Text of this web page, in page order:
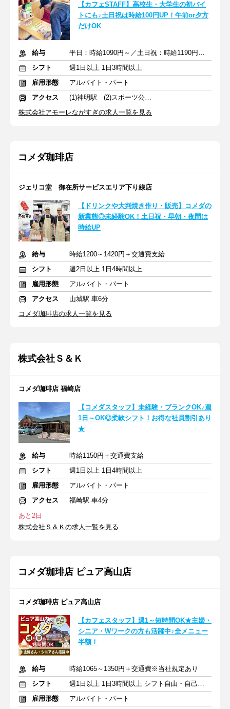
【カフェSTAFF】高校生・大学生の初バイ
トにも♪土日祝は時給100円UP！午前or夕方
だけOK
給与
平日：時給1090円～／土日祝：時給1190円～※昇給あり
シフト
週1日以上 1日3時間以上
雇用形態
アルバイト・パート
アクセス
(1)神明駅 (2)スポーツ公園駅
株式会社アモーレながすぎの求人一覧を見る
コメダ珈琲店
ジェリコ堂 御在所サービスエリア下り線店
【ドリンクや大判焼き作り・販売】コメダの
新業態◎未経験OK！土日祝・早朝・夜間は
時給UP
給与
時給1200～1420円＋交通費支給
シフト
週2日以上 1日4時間以上
雇用形態
アルバイト・パート
アクセス
山城駅 車6分
コメダ珈琲店の求人一覧を見る
株式会社Ｓ＆Ｋ
コメダ珈琲店 福崎店
【コメダスタッフ】未経験・ブランクOK♪週
1日～OK◎柔軟シフト！お得な社員割引あり
★
給与
時給1150円＋交通費支給
シフト
週1日以上 1日4時間以上
雇用形態
アルバイト・パート
アクセス
福崎駅 車4分
あと2日
株式会社Ｓ＆Ｋの求人一覧を見る
コメダ珈琲店 ピュア高山店
コメダ珈琲店 ピュア高山店
【カフェスタッフ】週1～短時間OK★主婦・
シニア・Wワークの方も活躍中♪全メニュー
半額！
給与
時給1065～1350円＋交通費※当社規定あり
シフト
週1日以上 1日3時間以上 シフト自由・自己申告
雇用形態
アルバイト・パート